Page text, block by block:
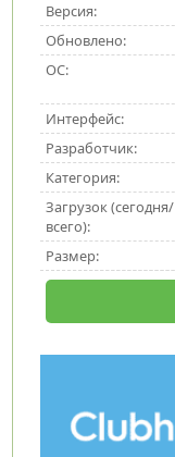
Версия:
Обновлено:
ОС:
Интерфейс:
Разработчик:
Категория:
Загрузок (сегодня/
всего):
Размер: